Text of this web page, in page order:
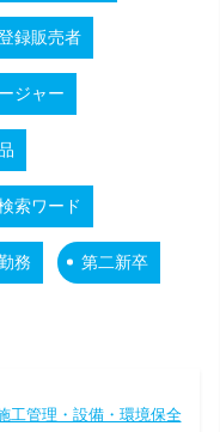
録販売者
ジャー
索ワード
務 第二新卒
工管理・設備・環境保全